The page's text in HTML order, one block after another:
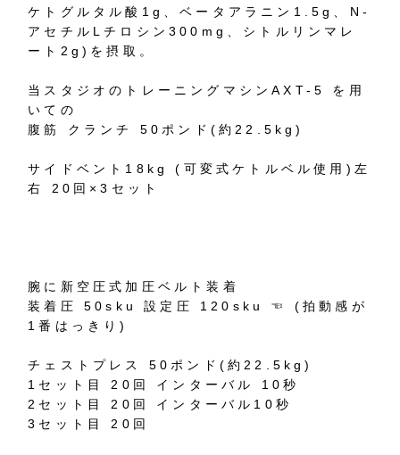
ケトグルタル酸1g、ベータアラニン1.5g、N-
アセチルLチロシン300mg、シトルリンマレ
ート2g)を摂取。
当スタジオのトレーニングマシンAXT-5 を用
いての
腹筋 クランチ 50ポンド(約22.5kg)
サイドベント18kg (可変式ケトルベル使用)左
右 20回×3セット
腕に新空圧式加圧ベルト装着
装着圧 50sku 設定圧 120sku ☜ (拍動感が
1番はっきり)
チェストプレス 50ポンド(約22.5kg)
1セット目 20回 インターバル 10秒
2セット目 20回 インターバル10秒
3セット目 20回